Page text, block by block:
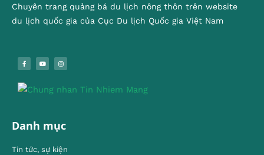
Chuyên trang quảng bá du lịch nông thôn trên website
du lịch quốc gia của Cục Du lịch Quốc gia Việt Nam
Danh mục
Tin tức, sự kiện